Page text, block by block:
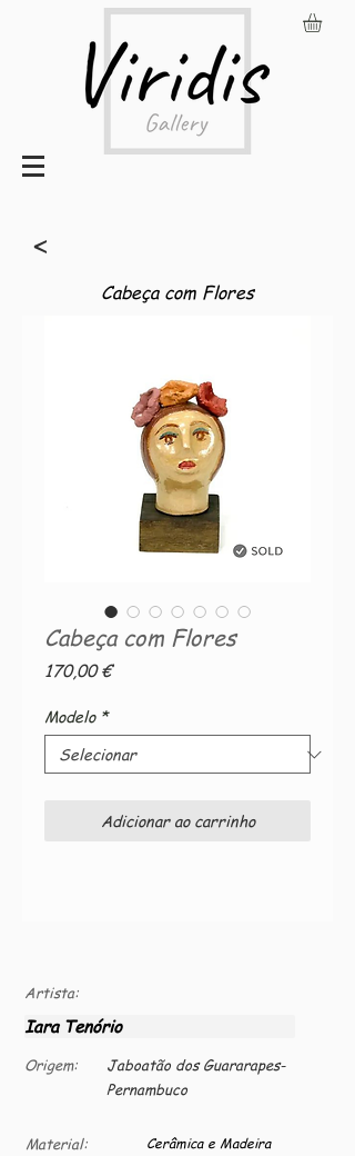
<
Cabeça com Flores
Cabeça com Flores
170,00 €Preço
Modelo *
Adicionar ao carrinho
Artista:
Iara Tenório
Origem:
Jaboatão dos Guararapes-
Pernambuco
Material:
Cerâmica e Madeira